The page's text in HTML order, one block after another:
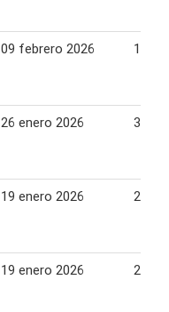
09 febrero 2026 13
26 enero 2026 30
19 enero 2026 23
19 enero 2026 23